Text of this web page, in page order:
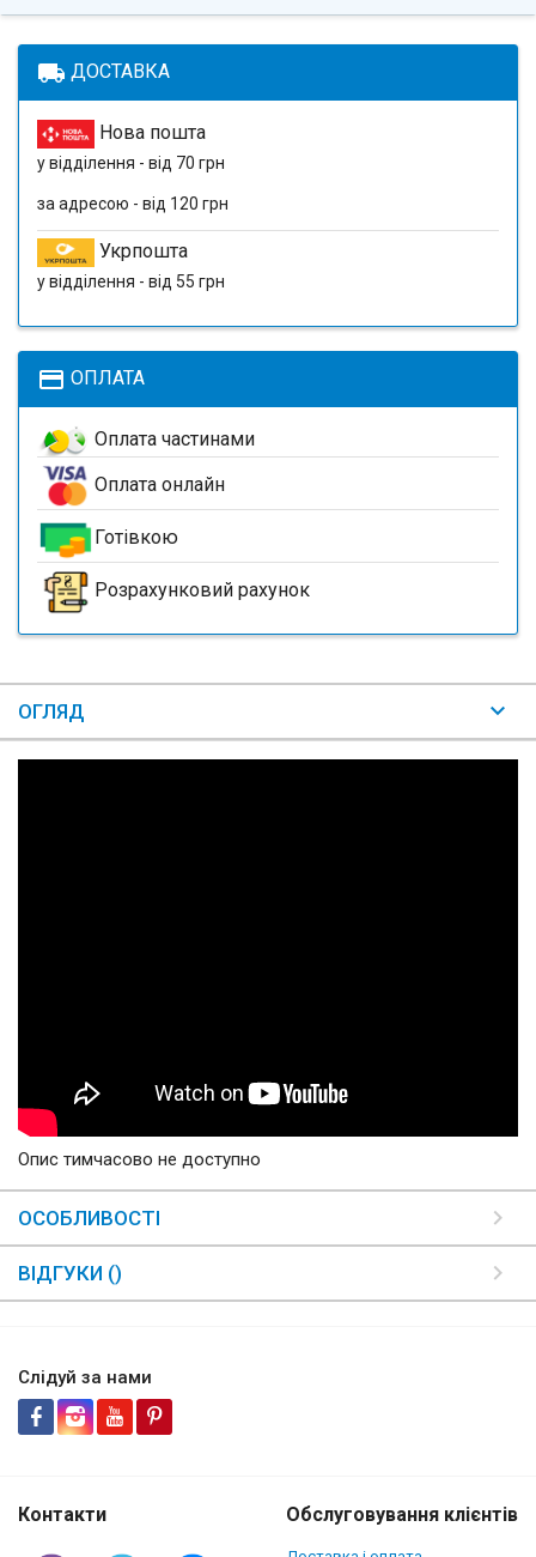
local_shipping ДОСТАВКА
Нова пошта
у відділення - від 70 грн
за адресою - від 120 грн
Укрпошта
у відділення - від 55 грн
payment ОПЛАТА
Оплата частинами
Оплата онлайн
Готівкою
Розрахунковий рахунок
ОГЛЯД
Опис тимчасово не доступно
ОСОБЛИВОСТІ
ВІДГУКИ ()
Слідуй за нами
Контакти Обслуговування клієнтів